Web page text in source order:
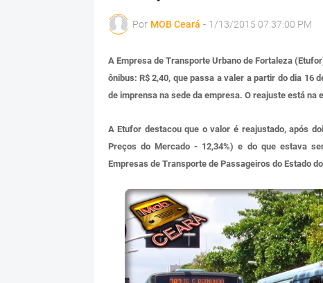
Por MOB Ceará - 1/13/2015 07:37:00 PM
A Empresa de Transporte Urbano de Fortaleza
ônibus: R$ 2,40, que passa a valer a partir do dia 16
de imprensa na sede da empresa. O reajuste está na
A Etufor destacou que o valor é reajustado, após
Preços do Mercado - 12,34%) e do que estava
Empresas de Transporte de Passageiros do Estado